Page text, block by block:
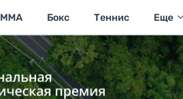
MMA Бокс Теннис Еще